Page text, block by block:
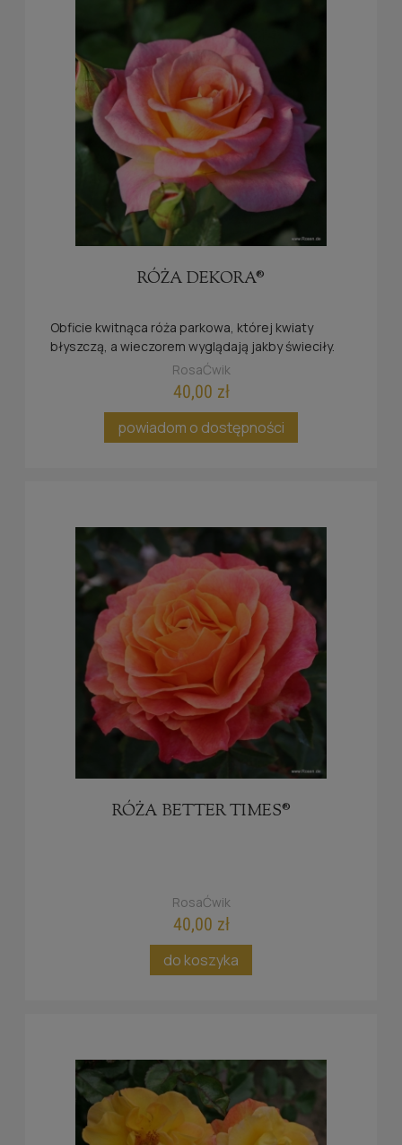
RÓŻA DEKORA®
Obficie kwitnąca róża parkowa, której kwiaty
błyszczą, a wieczorem wyglądają jakby świeciły.
Nowość uhonorowana złotym i srebrnym
RosaĆwik
40,00 zł
powiadom o dostępności
RÓŻA BETTER TIMES®
RosaĆwik
40,00 zł
do koszyka